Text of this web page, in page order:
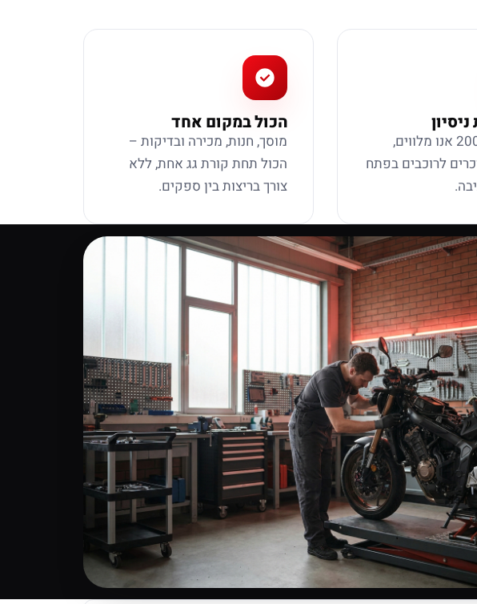
מאז שנת 2000 אנו מלווים,
לרוכבים בפתח
הכול במקום אחד
מוסך, חנות, מכירה ובדיקות –
הכול תחת קורת גג אחת, ללא
צורך בריצות בין ספקים.